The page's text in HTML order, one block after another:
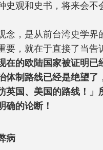
史观和史书，将来会不
念，是从前台湾史学界
要，就在于直接了当告
在的欧陆国家被证明
体制路线已经是绝望
英国、美国的路线！」
确的论断！
病